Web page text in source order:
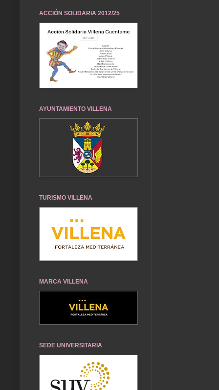
ACCIÓN SOLIDARIA 2012/25
AYUNTAMIENTO VILLENA
TURISMO VILLENA
MARCA VILLENA
SEDE UNIVERSITARIA